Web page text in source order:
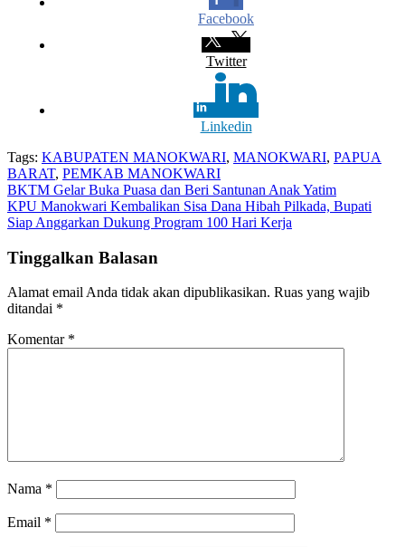
Facebook
Twitter
Linkedin
Tags: KABUPATEN MANOKWARI, MANOKWARI, PAPUA
BARAT, PEMKAB MANOKWARI
Navigasi
pos
BKTM Gelar Buka Puasa dan Beri Santunan Anak Yatim
KPU Manokwari Kembalikan Sisa Dana Hibah Pilkada, Bupati
Siap Anggarkan Dukung Program 100 Hari Kerja
Tinggalkan Balasan
Alamat email Anda tidak akan dipublikasikan. Ruas yang wajib
ditandai *
Komentar *
Nama *
Email *